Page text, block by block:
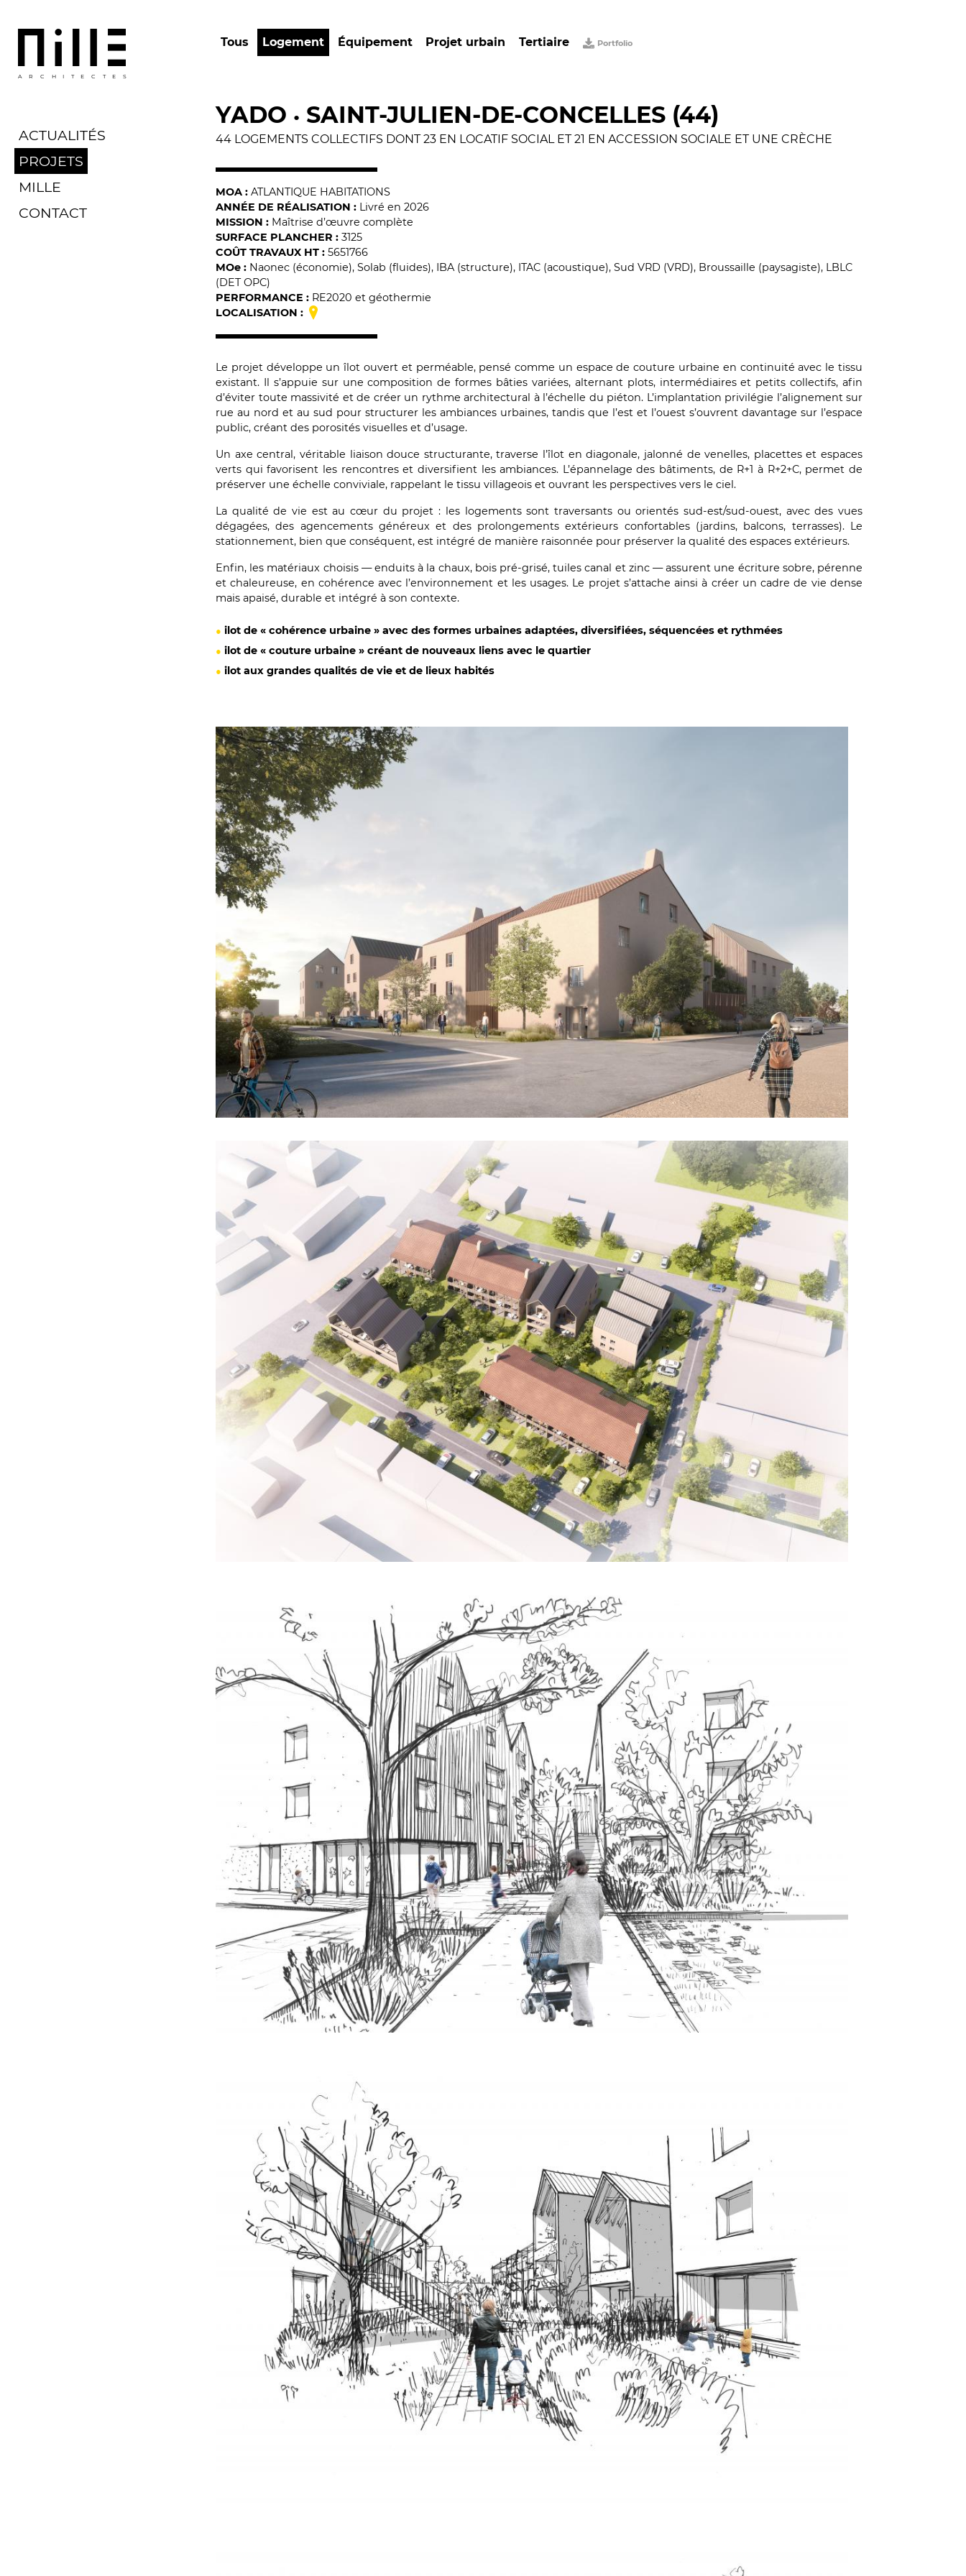
ARCHITECTES
ACTUALITÉS
PROJETS
MILLE
CONTACT
Tous Logement Équipement Projet urbain Tertiaire Portfolio
YADO • SAINT-JULIEN-DE-CONCELLES (44)
44 LOGEMENTS COLLECTIFS DONT 23 EN LOCATIF SOCIAL ET 21 EN ACCESSION SOCIALE ET UNE CRÈCHE
MOA : ATLANTIQUE HABITATIONS
ANNÉE DE RÉALISATION : Livré en 2026
MISSION : Maîtrise d’œuvre complète
SURFACE PLANCHER : 3125
COÛT TRAVAUX HT : 5651766
MOe : Naonec (économie), Solab (fluides), IBA (structure), ITAC (acoustique), Sud VRD (VRD), Broussaille (paysagiste), LBLC
(DET OPC)
PERFORMANCE : RE2020 et géothermie
LOCALISATION :
Le projet développe un îlot ouvert et perméable, pensé comme un espace de couture urbaine en continuité avec le tissu
existant. Il s’appuie sur une composition de formes bâties variées, alternant plots, intermédiaires et petits collectifs, afin
d’éviter toute massivité et de créer un rythme architectural à l’échelle du piéton. L’implantation privilégie l’alignement sur
rue au nord et au sud pour structurer les ambiances urbaines, tandis que l’est et l’ouest s’ouvrent davantage sur l’espace
public, créant des porosités visuelles et d’usage.
Un axe central, véritable liaison douce structurante, traverse l’îlot en diagonale, jalonné de venelles, placettes et espaces
verts qui favorisent les rencontres et diversifient les ambiances. L’épannelage des bâtiments, de R+1 à R+2+C, permet de
préserver une échelle conviviale, rappelant le tissu villageois et ouvrant les perspectives vers le ciel.
La qualité de vie est au cœur du projet : les logements sont traversants ou orientés sud-est/sud-ouest, avec des vues
dégagées, des agencements généreux et des prolongements extérieurs confortables (jardins, balcons, terrasses). Le
stationnement, bien que conséquent, est intégré de manière raisonnée pour préserver la qualité des espaces extérieurs.
Enfin, les matériaux choisis — enduits à la chaux, bois pré-grisé, tuiles canal et zinc — assurent une écriture sobre, pérenne
et chaleureuse, en cohérence avec l’environnement et les usages. Le projet s’attache ainsi à créer un cadre de vie dense
mais apaisé, durable et intégré à son contexte.
ilot de « cohérence urbaine » avec des formes urbaines adaptées, diversifiées, séquencées et rythmées
ilot de « couture urbaine » créant de nouveaux liens avec le quartier
ilot aux grandes qualités de vie et de lieux habités